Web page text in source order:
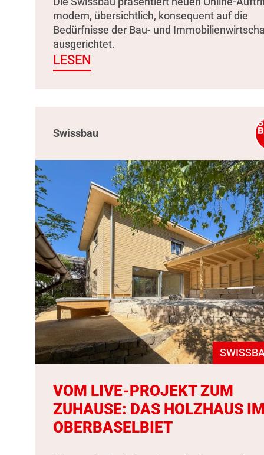
modern, übersichtlich, konsequent auf die
Bedürfnisse der Bau- und
ausgerichtet.
LESEN
Swissbau
VOM LIVE-PROJEKT ZUM
ZUHAUSE: DAS HOLZHAUS
OBERBASELBIET